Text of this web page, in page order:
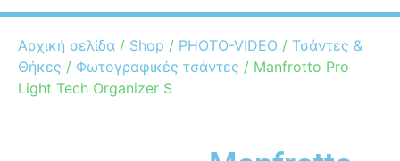
Αρχική σελίδα / Shop / PHOTO-VIDEO / Τσάντες &
Θήκες / Φωτογραφικές τσάντες / Manfrotto Pro
Light Tech Organizer S